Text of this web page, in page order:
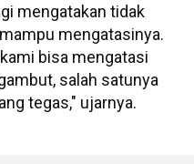
mengatakan tidak
mengatasinya.
bisa mengatasi
salah satunya
tegas," ujarnya.